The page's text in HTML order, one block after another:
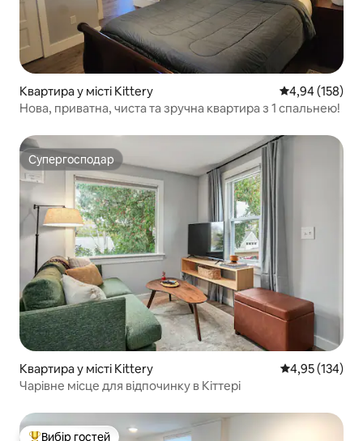
Квартира у місті Kittery Середня
4,94 (158)
Нова, приватна, чиста та зручна квартира з 1 спальнею!
Супергосподар
Супергосподар
Квартира у місті Kittery Середня
4,95 (134)
Чарівне місце для відпочинку в Кіттері
Вибір гостей